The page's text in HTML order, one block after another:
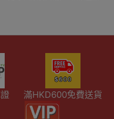
滿HKD600免費送貨